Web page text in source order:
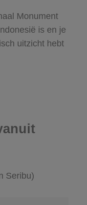
Monument
is en je
uitzicht hebt
Seribu)